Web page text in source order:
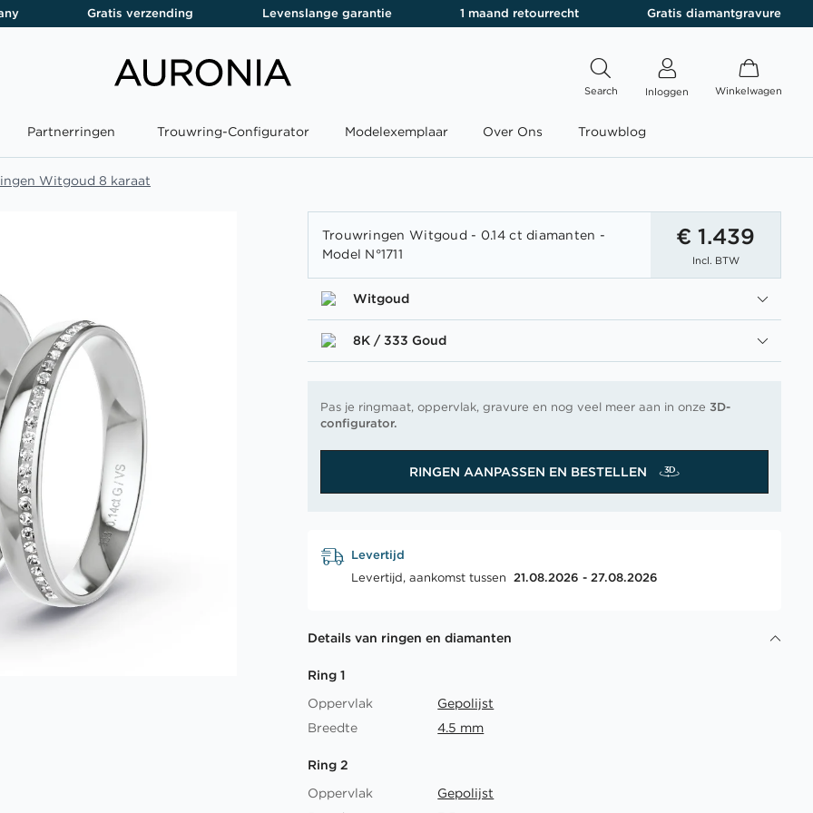
Gratis verzending Levenslange garantie 1 maand retourrecht Gratis diamantgravure
Search Inloggen Winkelwagen
Partnerringen Trouwring-Configurator Modelexemplaar Over Ons Trouwblog
Witgoud 8 karaat
Trouwringen Witgoud - 0.14 ct diamanten -
Model N°1711
€ 1.439
Incl. BTW
Witgoud
8K / 333 Goud
Pas je ringmaat, oppervlak, gravure en nog veel meer aan in onze3D-
configurator.
RINGEN AANPASSEN EN BESTELLEN
Levertijd
Levertijd, aankomst tussen 21.08.2026 - 27.08.2026
Details van ringen en diamanten
Ring 1
Oppervlak
Gepolijst
Breedte
4.5 mm
Ring 2
Oppervlak
Gepolijst